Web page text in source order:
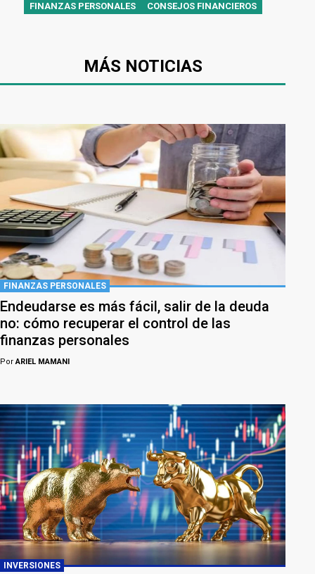
FINANZAS PERSONALES CONSEJOS FINANCIEROS
MÁS NOTICIAS
FINANZAS PERSONALES
Endeudarse es más fácil, salir de la deuda
no: cómo recuperar el control de las
finanzas personales
PorARIEL MAMANI
INVERSIONES